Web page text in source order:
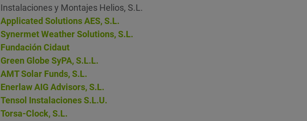
Instalaciones y Montajes Helios, S.L.
Applicated Solutions AES, S.L.
Synermet Weather Solutions, S.L.
Fundación Cidaut
Green Globe SyPA, S.L.L.
AMT Solar Funds, S.L.
Enerlaw AIG Advisors, S.L.
Tensol Instalaciones S.L.U.
Torsa-Clock, S.L.